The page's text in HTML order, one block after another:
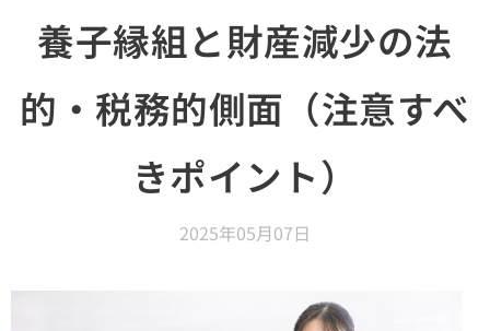
養子縁組と財産減少の法
的・税務的側面（注意すべ
きポイント）
2025年05月07日